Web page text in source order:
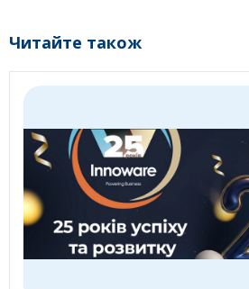
Читайте також